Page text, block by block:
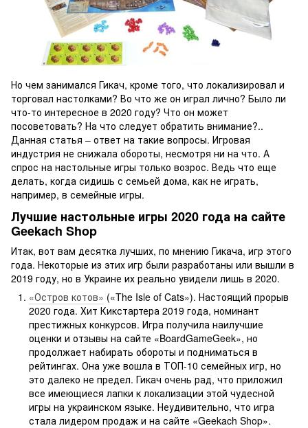
Но чем занимался Гикач, кроме того, что локализировал и
торговал настолками? Во что же он играл лично? Было ли
что-то интересное в 2020 году? Что он может
посоветовать? На что следует обратить внимание?..
Данная статья – ответ на такие вопросы. Игровая
индустрия не снижала обороты, несмотря ни на что. А
спрос на настольные игры только возрос. Ведь что еще
делать, когда сидишь с семьей дома, как не играть,
например, в семейные игры.
Лучшие настольные игры 2020 года на сайте
Geekach Shop
Итак, вот вам десятка лучших, по мнению Гикача, игр этого
года. Некоторые из этих игр были разработаны или вышли в
2019 году, но в Украине их реально увидели лишь в 2020.
«Остров котов» («The Isle of Cats»). Настоящий прорыв
2020 года. Хит Кикстартера 2019 года, номинант
престижных конкурсов. Игра получила наилучшие
оценки и отзывы на сайте «BoardGameGeek», но
продолжает набирать обороты и подниматься в
рейтингах. Она уже вошла в ТОП-10 семейных игр, но
это далеко не предел. Гикач очень рад, что приложил
все имеющиеся лапки к локализации этой чудесной
игры на украинском языке. Неудивительно, что игра
стала лидером продаж и на сайте «Geekach Shop».